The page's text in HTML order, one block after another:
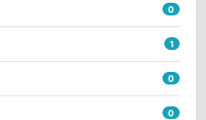
0
1
0
0